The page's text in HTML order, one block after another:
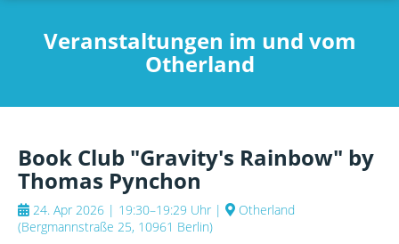
Veranstaltungen im und vom
Otherland
Book Club "Gravity's Rainbow" by
Thomas Pynchon
24. Apr 2026 | 19:30–19:29 Uhr |
Otherland
(Bergmannstraße 25, 10961 Berlin)